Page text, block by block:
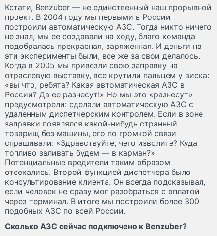
Кстати, Benzuber — не единственный наш прорывной
проект. В 2004 году мы первыми в России
построили автоматическую АЗС. Тогда никто ничего
не знал, мы ее создавали на ходу, благо команда
подобралась прекрасная, заряженная. И деньги на
эти эксперименты были, все же за свои делалось.
Когда в 2005 мы привезли свою заправку на
отраслевую выставку, все крутили пальцем у виска:
«вы что, ребята? Какая автоматическая АЗС в
России? Да ее разнесут!» Но мы это «разнесут»
предусмотрели: сделали автоматическую АЗС с
удаленным диспетчерским контролем. Если в зоне
заправки появлялся какой-нибудь странный
товарищ без машины, его по громкой связи
спрашивали: «Здравствуйте, чего изволите? Куда
топливо заливать будем — в карман?»
Потенциальные вредители таким образом
отсекались. Второй функцией диспетчера было
консультирование клиента. Он всегда подсказывал,
если человек не сразу мог разобраться с оплатой
через терминал. В итоге мы построили более 300
подобных АЗС по всей России.
Сколько АЗС сейчас подключено к Benzuber?